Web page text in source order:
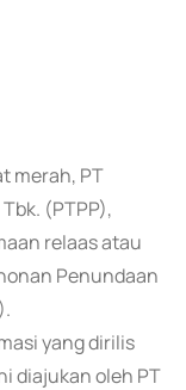
merah, PT
(PTPP),
relaas atau
Penundaan
yang dirilis
diajukan oleh PT